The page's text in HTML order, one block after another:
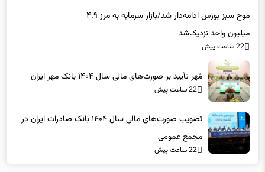
موج سبز بورس ادامه‌دار شد/بازار سرمایه به مرز ۴.۹
میلیون واحد نزدیک‌شد
22 ساعت پیش
مُهر تأیید بر صورت‌های مالی سال ۱۴۰۴ بانک مهر ایران
22 ساعت پیش
تصویب صورت‌های مالی سال ۱۴۰۴ بانک صادرات ایران در
مجمع عمومی
22 ساعت پیش